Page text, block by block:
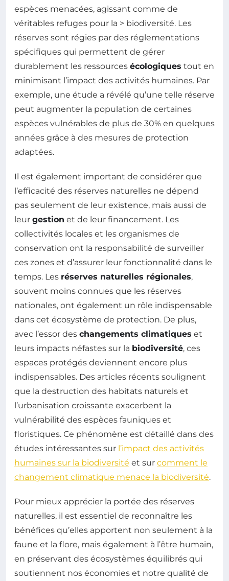
espèces menacées, agissant comme de
véritables refuges pour la > biodiversité. Les
réserves sont régies par des réglementations
spécifiques qui permettent de gérer
durablement les ressources écologiques tout en
minimisant l’impact des activités humaines. Par
exemple, une étude a révélé qu’une telle réserve
peut augmenter la population de certaines
espèces vulnérables de plus de 30% en quelques
années grâce à des mesures de protection
adaptées.
Il est également important de considérer que
l’efficacité des réserves naturelles ne dépend
pas seulement de leur existence, mais aussi de
leur gestion et de leur financement. Les
collectivités locales et les organismes de
conservation ont la responsabilité de surveiller
ces zones et d’assurer leur fonctionnalité dans le
temps. Les réserves naturelles régionales,
souvent moins connues que les réserves
nationales, ont également un rôle indispensable
dans cet écosystème de protection. De plus,
avec l’essor des changements climatiques et
leurs impacts néfastes sur la biodiversité, ces
espaces protégés deviennent encore plus
indispensables. Des articles récents soulignent
que la destruction des habitats naturels et
l’urbanisation croissante exacerbent la
vulnérabilité des espèces fauniques et
floristiques. Ce phénomène est détaillé dans des
études intéressantes sur l’impact des activités
humaines sur la biodiversité et sur comment le
changement climatique menace la biodiversité.
Pour mieux apprécier la portée des réserves
naturelles, il est essentiel de reconnaître les
bénéfices qu’elles apportent non seulement à la
faune et la flore, mais également à l’être humain,
en préservant des écosystèmes équilibrés qui
soutiennent nos économies et notre qualité de